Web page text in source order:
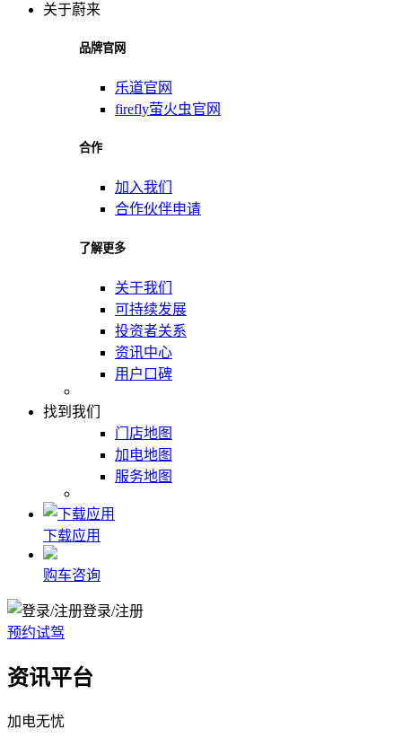
关于蔚来
品牌官网
乐道官网
firefly萤火虫官网
合作
加入我们
合作伙伴申请
了解更多
关于我们
可持续发展
投资者关系
资讯中心
用户口碑
找到我们
门店地图
加电地图
服务地图
下载应用
购车咨询
登录/注册
预约试驾
资讯平台
加电无忧